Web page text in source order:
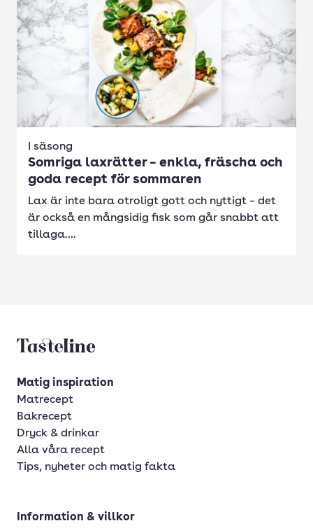
I säsong
Somriga laxrätter – enkla, fräscha och
goda recept för sommaren
Lax är inte bara otroligt gott och nyttigt – det
är också en mångsidig fisk som går snabbt att
tillaga....
Tasteline startsida
Matig inspiration
Matrecept
Bakrecept
Dryck & drinkar
Alla våra recept
Tips, nyheter och matig fakta
Information & villkor